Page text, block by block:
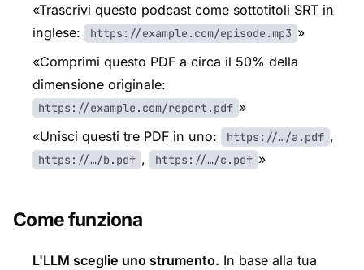
«Trascrivi questo podcast come sottotitoli SRT in
inglese:
https://example.com/episode.mp3 »
«Comprimi questo PDF a circa il 50% della
dimensione originale:
https://example.com/report.pdf »
«Unisci questi tre PDF in uno:
https://…/a.pdf ,
https://…/b.pdf , https://…/c.pdf »
Come funziona
L'LLM sceglie uno strumento. In base alla tua